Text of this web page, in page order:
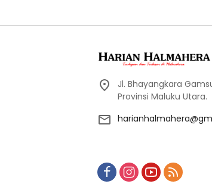
Jl. Bhayangkara
Provinsi Maluku Utara.